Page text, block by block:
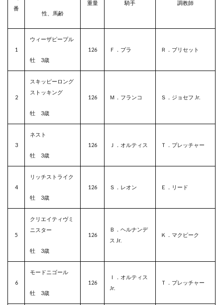
番
性、馬齢
重量 騎手 調教師
1
ウィーザピープル
牡 3歳
126 Ｆ．プラ Ｒ．ブリセット
2
スキッピーロング
ストッキング
牡 3歳
126 Ｍ．フランコ Ｓ．ジョセフ Jr.
3
ネスト
牡 3歳
126 Ｊ．オルティス Ｔ．プレッチャー
4
リッチストライク
牡 3歳
126 Ｓ．レオン Ｅ．リード
5
クリエイティヴミ
ニスター
牡 3歳
126
Ｂ．ヘルナンデ
ス Jr.
Ｋ．マクピーク
6
モードニゴール
牡 3歳
126
Ｉ．オルティス
Jr.
Ｔ．プレッチャー